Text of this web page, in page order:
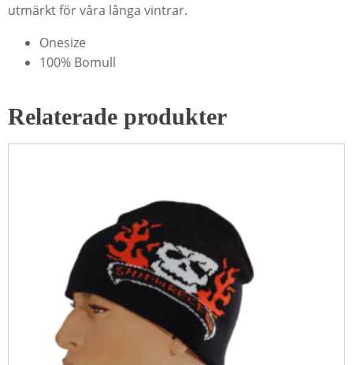
utmärkt för våra långa vintrar.
Onesize
100% Bomull
Relaterade produkter